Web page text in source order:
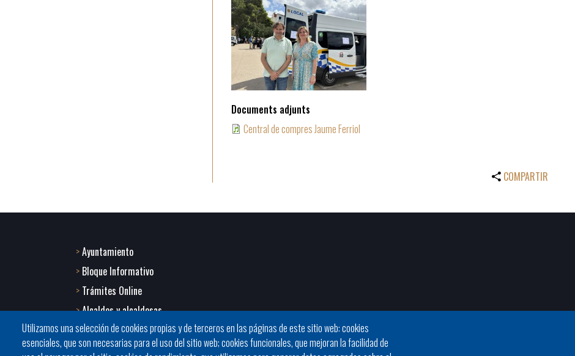
Documents adjunts
Central de compres Jaume Ferriol
COMPARTIR
Utilizamos una selección de cookies propias y de terceros en las páginas de este sitio web: cookies
esenciales, que son necesarias para el uso del sitio web; cookies funcionales, que mejoran la facilidad de
Footer
menu
1
-
Ayuntamiento
Bloque Informativo
Trámites Online
Alcaldes y alcaldesas
JORNADES
Presidencia del Consell